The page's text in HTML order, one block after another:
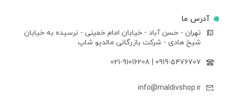
آدرس ما
تهران - حسن آباد - خیابان امام خمینی - نرسیده به خیابان
شیخ هادی - شرکت بازرگانی مالدیو شاپ
0919-5476707
021-91016208
info@maldivshop.ir